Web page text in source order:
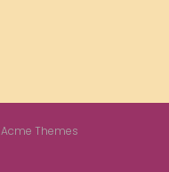
Acme Themes